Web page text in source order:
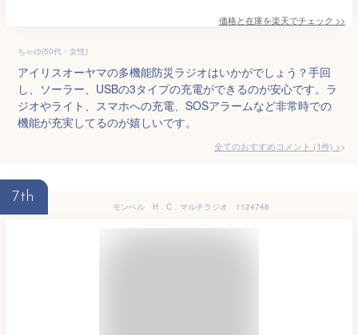
価格と在庫を楽天でチェック >>
ちゃゆ(50代・女性)
アイリスオーヤマの多機能防災ラジオはいかがでしょう？手回
し、ソーラー、USBの3タイプの充電ができるのが安心です。ラ
ジオやライト、スマホへの充電、SOSアラームなど非常時での
機能が充実してるのが嬉しいです。
全てのおすすめコメント (1件) >
7th
モンベル H．C．マルチラジオ 1124746